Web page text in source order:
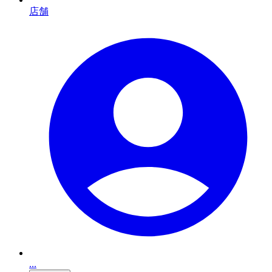
店舗
...